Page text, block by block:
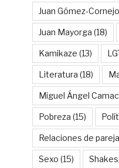
Juan Gómez-Cornejo
Juan Mayorga (18)
Kamikaze (13)
Literatura (18)
Miguel Ángel
Pobreza (15)
Relaciones de pareja
Sexo (15)